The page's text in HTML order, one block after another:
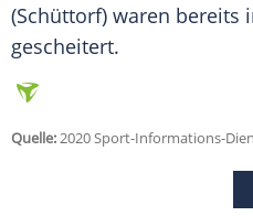
(Schüttorf) waren bereits
gescheitert.
Quelle:2020 Sport-Informations-